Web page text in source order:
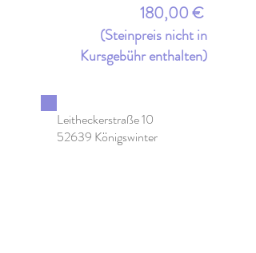
180,00 €
(Steinpreis nicht in
Kursgebühr enthalten)
Leitheckerstraße 10
52639 Königswinter